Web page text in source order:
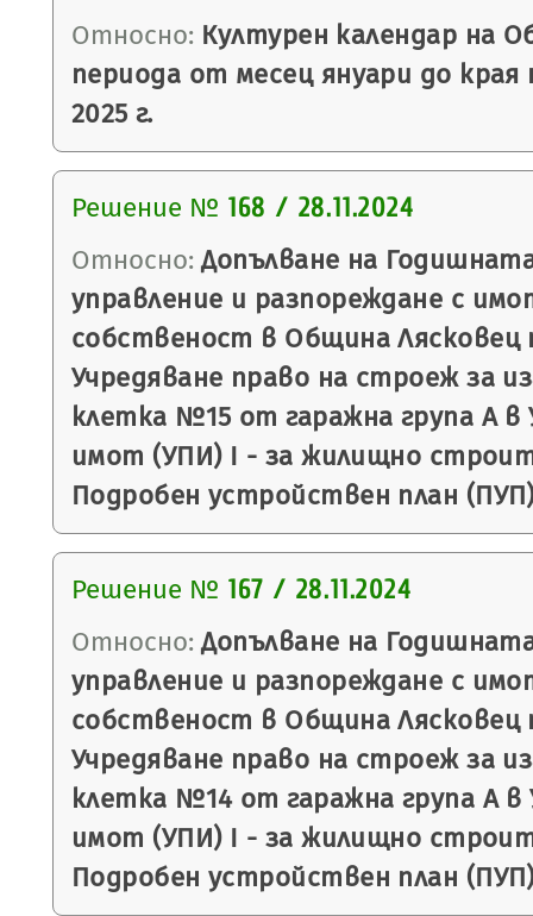
Относно: Културен календар на
периода от месец януари до края
2025 г.
Решение № 168 / 28.11.2024
Относно: Допълване на
управление и разпореждане с
собственост в Община Лясковец
Учредяване право на строеж за
клетка №15 от гаражна група А в
имот (УПИ) I - за жилищно
Подробен устройствен план
Решение № 167 / 28.11.2024
Относно: Допълване на
управление и разпореждане с
собственост в Община Лясковец
Учредяване право на строеж за
клетка №14 от гаражна група А в
имот (УПИ) I - за жилищно
Подробен устройствен план